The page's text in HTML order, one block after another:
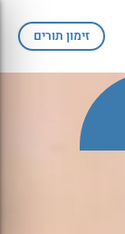
זימון תורים